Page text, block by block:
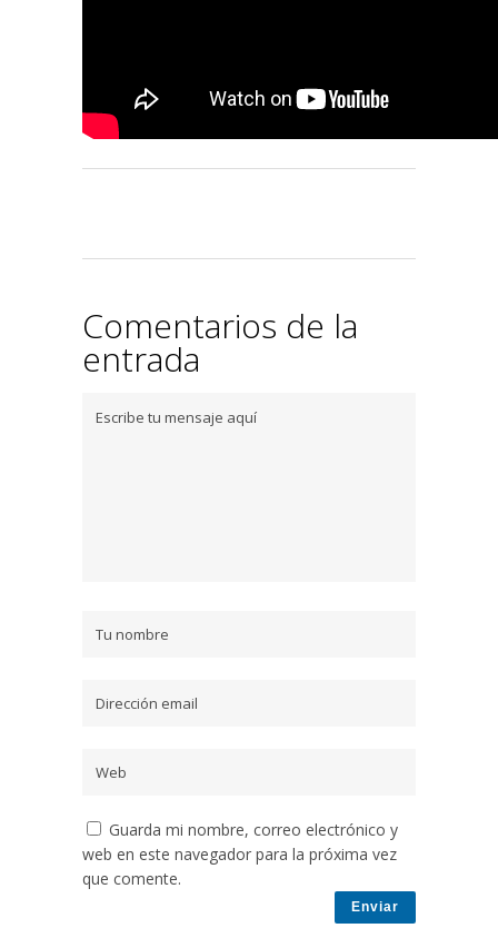
Comentarios de la
entrada
Guarda mi nombre, correo electrónico y
web en este navegador para la próxima vez
que comente.